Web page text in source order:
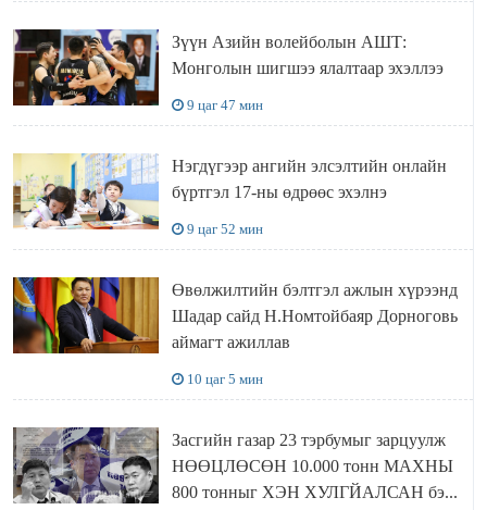
Зүүн Азийн волейболын АШТ:
Монголын шигшээ ялалтаар эхэллээ
9 цаг 47 мин
Нэгдүгээр ангийн элсэлтийн онлайн
бүртгэл 17-ны өдрөөс эхэлнэ
9 цаг 52 мин
Өвөлжилтийн бэлтгэл ажлын хүрээнд
Шадар сайд Н.Номтойбаяр Дорноговь
аймагт ажиллав
10 цаг 5 мин
Засгийн газар 23 тэрбумыг зарцуулж
НӨӨЦЛӨСӨН 10.000 тонн МАХНЫ
800 тонныг ХЭН ХУЛГЙАЛСАН бэ...